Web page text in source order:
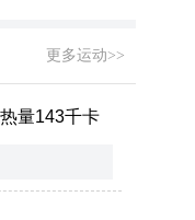
更多运动>>
量143千卡